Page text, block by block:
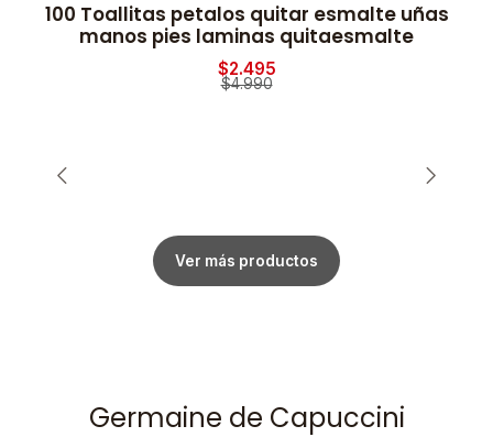
-50% OFF
100 Toallitas petalos quitar esmalte uñas
manos pies laminas quitaesmalte
$2.495
$4.990
Ver más productos
Germaine de Capuccini